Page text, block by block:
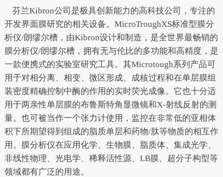
芬兰Kibron公司是极具创新能力的高科技公司，专注的
开发界面膜研究的相关设备。MicroTroughXS标准型膜分
析仪/朗缪尔槽，由Kibron设计和制造，是全世界最畅销的
膜分析仪/朗缪尔槽，拥有无与伦比的多功能和高精度，是
一款便携式的实验室研究工具。其Microtough系列产品可
用于对相分离、相变、微区形成、成核过程和在单层膜组
装密度精确控制中酶的作用的实时荧光成像。它也十分适
用于两亲性单层膜的布鲁斯特角显微镜和X-射线反射的测
量。也可被当作一个张力计使用，监控在非常低的亚相体
积下所期望得到组成的脂质单层和药物/肽等物质的相互作
用。膜分析仪在应用化学、生物膜、脂质体、集成光学、
非线性物理、光电学、稀释活性源、LB膜、超分子构型等
领域都有广泛的用途。